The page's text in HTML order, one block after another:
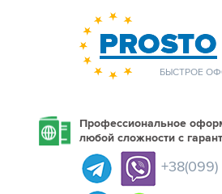
БЫСТРОЕ
Профессиональное
любой сложности с
+38(099)